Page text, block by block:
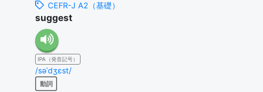
CEFR-J A2（基礎）
suggest
IPA（発音記号）
/səˈdʒɛst/
動詞